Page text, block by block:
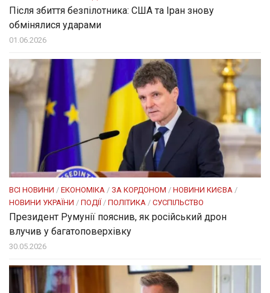
Після збиття безпілотника: США та Іран знову
обмінялися ударами
01.06.2026
ВСІ НОВИНИ / ЕКОНОМІКА / ЗА КОРДОНОМ / НОВИНИ КИЄВА /
НОВИНИ УКРАЇНИ / ПОДІЇ/ ПОЛІТИКА / СУСПІЛЬСТВО
Президент Румунії пояснив, як російський дрон
влучив у багатоповерхівку
30.05.2026